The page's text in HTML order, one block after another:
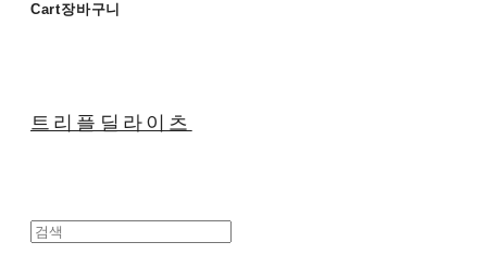
Cart장바구니
트리플딜라이츠